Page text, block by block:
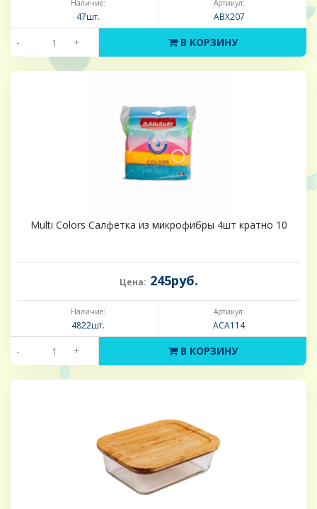
Наличие:
47шт.
Артикул:
ABX207
- + В КОРЗИНУ
Multi Colors Салфетка из микрофибры 4шт кратно 10
Цена: 245руб.
Наличие:
4822шт.
Артикул:
ACA114
- + В КОРЗИНУ